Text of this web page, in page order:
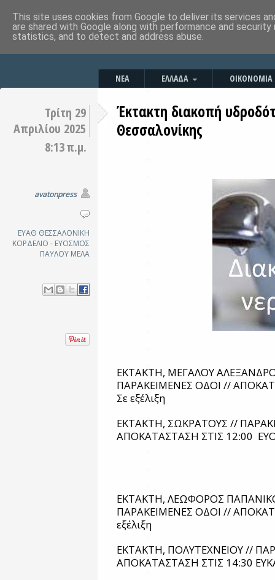
ΝΕΑ ΕΛΛΑΔΑ ΟΙΚΟΝΟΜΙΑ
Τρίτη 29
Απριλίου 2025
8:13 π.μ.
avatonpress
ΕΥΑΘ ΘΕΣΣΑΛΟΝΙΚΗ
ΚΟΡΔΕΛΙΟ - ΕΥΟΣΜΟΣ
ΠΑΥΛΟΥ ΜΕΛΑ
Έκτακτη διακοπή
Θεσσαλονίκης
ΕΚΤΑΚΤΗ, ΜΕΓΑΛΟΥ
ΠΑΡΑΚΕΙΜΕΝΕΣ ΟΔΟΙ //
Σε εξέλιξη
ΕΚΤΑΚΤΗ, ΣΩΚΡΑΤΟΥΣ //
ΑΠΟΚΑΤΑΣΤΑΣΗ ΣΤΙΣ 12:00
ΕΚΤΑΚΤΗ, ΛΕΩΦΟΡΟΣ
ΠΑΡΑΚΕΙΜΕΝΕΣ ΟΔΟΙ //
εξέλιξη
ΕΚΤΑΚΤΗ, ΠΟΛΥΤΕΧΝΕΙΟΥ //
ΑΠΟΚΑΤΑΣΤΑΣΗ ΣΤΙΣ 14:30
This site uses cookies from Google to deliver its services
are shared with Google along with performance and
statistics, and to detect and address abuse.